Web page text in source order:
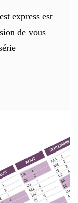
express est
de vous